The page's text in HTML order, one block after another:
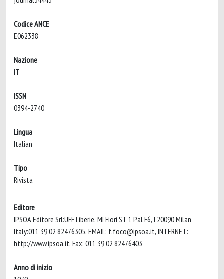
Codice ANCE
Nazione
ISSN
Lingua
Tipo
Rivista
Editore
IPSOA Editore Srl:UFF Liberie, MI Fiori ST 1 Pal F6, I 20090 Milan
Italy:011 39 02 82476305, EMAIL: f.foco@ipsoa.it, INTERNET:
Anno di inizio